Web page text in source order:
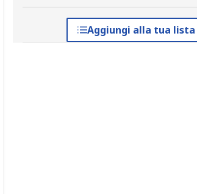
Aggiungi alla tua lista